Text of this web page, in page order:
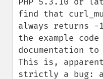
find that
always returns -
the example
documentation
This is,
strictly a bug: